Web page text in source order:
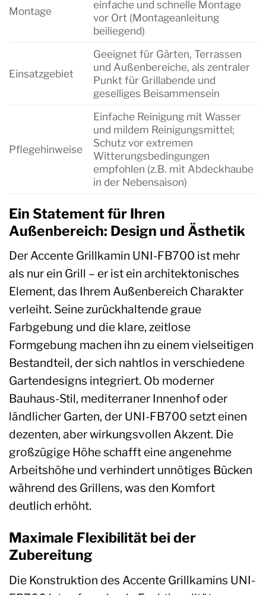
Montage
einfache und schnelle Montage
vor Ort (Montageanleitung
beiliegend)
Einsatzgebiet
Geeignet für Gärten, Terrassen
und Außenbereiche, als zentraler
Punkt für Grillabende und
geselliges Beisammensein
Pflegehinweise
Einfache Reinigung mit Wasser
und mildem Reinigungsmittel;
Schutz vor extremen
Witterungsbedingungen
empfohlen (z.B. mit Abdeckhaube
in der Nebensaison)
Ein Statement für Ihren
Außenbereich: Design und Ästhetik
Der Accente Grillkamin UNI-FB700 ist mehr
als nur ein Grill – er ist ein architektonisches
Element, das Ihrem Außenbereich Charakter
verleiht. Seine zurückhaltende graue
Farbgebung und die klare, zeitlose
Formgebung machen ihn zu einem vielseitigen
Bestandteil, der sich nahtlos in verschiedene
Gartendesigns integriert. Ob moderner
Bauhaus-Stil, mediterraner Innenhof oder
ländlicher Garten, der UNI-FB700 setzt einen
dezenten, aber wirkungsvollen Akzent. Die
großzügige Höhe schafft eine angenehme
Arbeitshöhe und verhindert unnötiges Bücken
während des Grillens, was den Komfort
deutlich erhöht.
Maximale Flexibilität bei der
Zubereitung
Die Konstruktion des Accente Grillkamins UNI-